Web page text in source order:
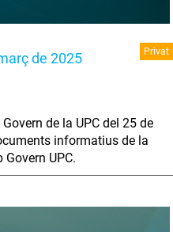
de 2025 Privat
de la UPC del 25 de
informatius de la
UPC.